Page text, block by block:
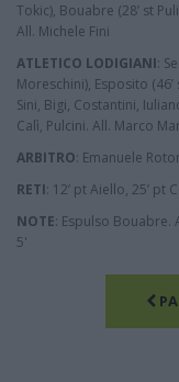
Tokic), Bouabre (28’ st
All. Michele Fini
ATLETICO LODIGIANI:
Moreschini), Esposito
Sini, Bigi, Costantini,
Calì, Pulcini. All. Marco
ARBITRO: Emanuele
RETI: 12’ pt Aiello, 25’ pt
NOTE: Espulso Bouabre.
5'